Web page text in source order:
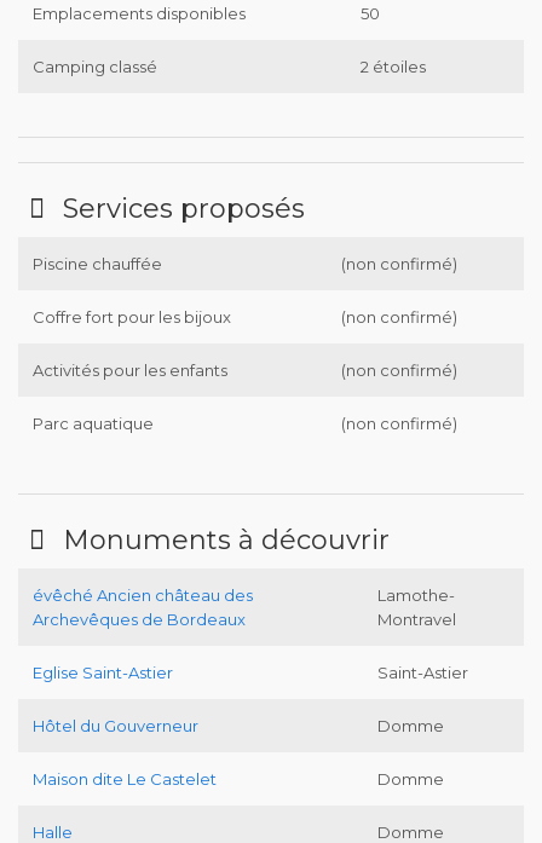
Emplacements disponibles 50
Camping classé 2 étoiles
Services proposés
Piscine chauffée (non confirmé)
Coffre fort pour les bijoux (non confirmé)
Activités pour les enfants (non confirmé)
Parc aquatique (non confirmé)
Monuments à découvrir
évêché Ancien château des
Archevêques de Bordeaux
Lamothe-
Montravel
Eglise Saint-Astier Saint-Astier
Hôtel du Gouverneur Domme
Maison dite Le Castelet Domme
Halle Domme